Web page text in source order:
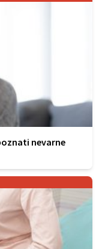
nevarne